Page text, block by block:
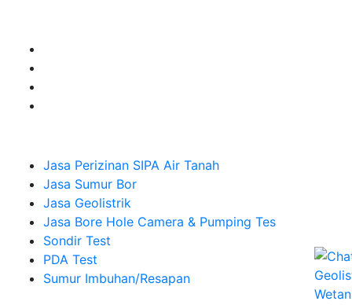
Jasa Perizinan SIPA Air Tanah
Jasa Sumur Bor
Jasa Geolistrik
Jasa Bore Hole Camera & Pumping Tes
Sondir Test
PDA Test
Sumur Imbuhan/Resapan